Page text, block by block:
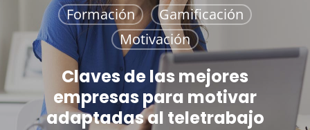
Formación
Gamificación
Motivación
Claves de las mejores
empresas para motivar
adaptadas al teletrabajo